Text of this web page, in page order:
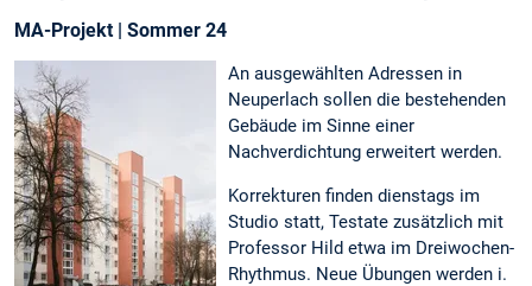
MA-Projekt | Sommer 24
An ausgewählten Adressen in
Neuperlach sollen die bestehenden
Gebäude im Sinne einer
Nachverdichtung erweitert werden.
Korrekturen finden dienstags im
Studio statt, Testate zusätzlich mit
Professor Hild etwa im Dreiwochen-
Rhythmus. Neue Übungen werden i.